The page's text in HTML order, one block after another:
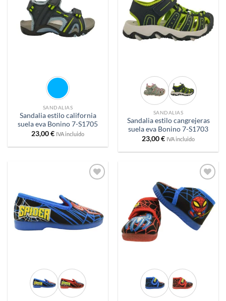
SANDALIAS
Sandalia estilo california
suela eva Bonino 7-S1705
23,00€ IVA incluido
deseos
SANDALIAS
Sandalia estilo cangrejeras
suela eva Bonino 7-S1703
23,00€ IVA incluido
Añadir
a
deseos